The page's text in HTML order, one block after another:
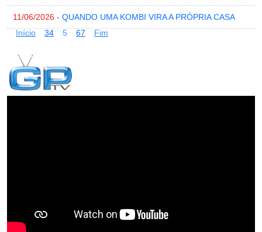
11/06/2026 - QUANDO UMA KOMBI VIRA A PRÓPRIA CASA
Início
34 5 67 Fim